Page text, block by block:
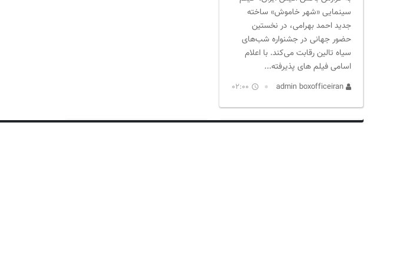
سینمایی «شهر خاموش» ساخته
جدید احمد بهرامی، در نخستین
حضور جهانی در جشنواره شب‌های
سیاه تالین رقابت می‌کند. با اعلام
اسامی فیلم های پذیرفته...
02:00